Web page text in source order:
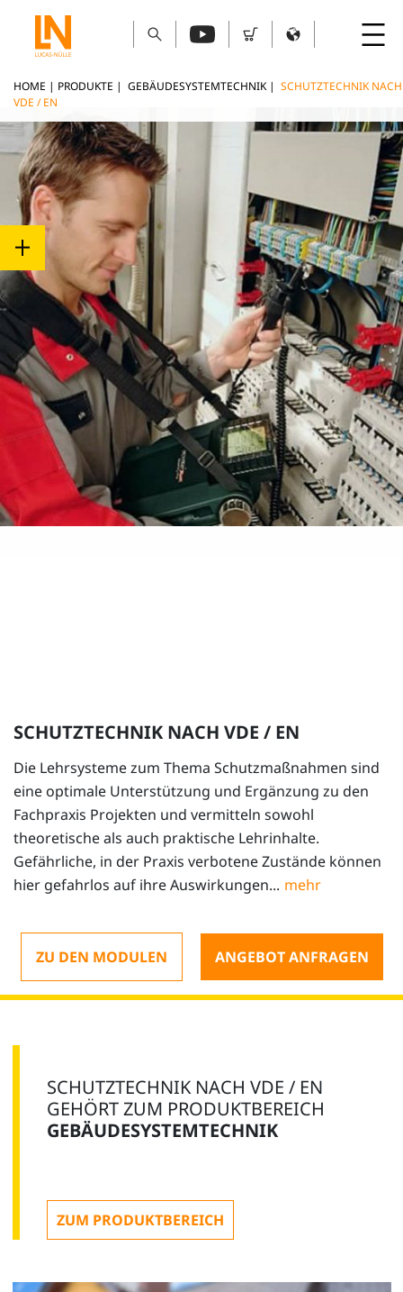
HOME | PRODUKTE | GEBÄUDESYSTEMTECHNIK | SCHUTZTECHNIK NACH
VDE / EN
SCHUTZTECHNIK NACH VDE / EN
Die Lehrsysteme zum Thema Schutzmaßnahmen sind
eine optimale Unterstützung und Ergänzung zu den
Fachpraxis Projekten und vermitteln sowohl
theoretische als auch praktische Lehrinhalte.
Gefährliche, in der Praxis verbotene Zustände können
hier gefahrlos auf ihre Auswirkungen...
ZU DEN MODULEN ANGEBOT ANFRAGEN
SCHUTZTECHNIK NACH VDE / EN
GEHÖRT ZUM PRODUKTBEREICH
GEBÄUDESYSTEMTECHNIK
ZUM PRODUKTBEREICH